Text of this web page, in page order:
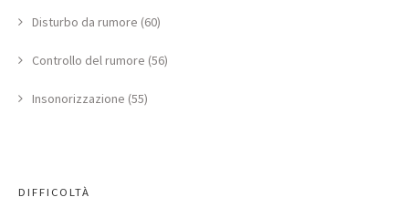
Disturbo da rumore (60)
Controllo del rumore (56)
Insonorizzazione (55)
DIFFICOLTÀ